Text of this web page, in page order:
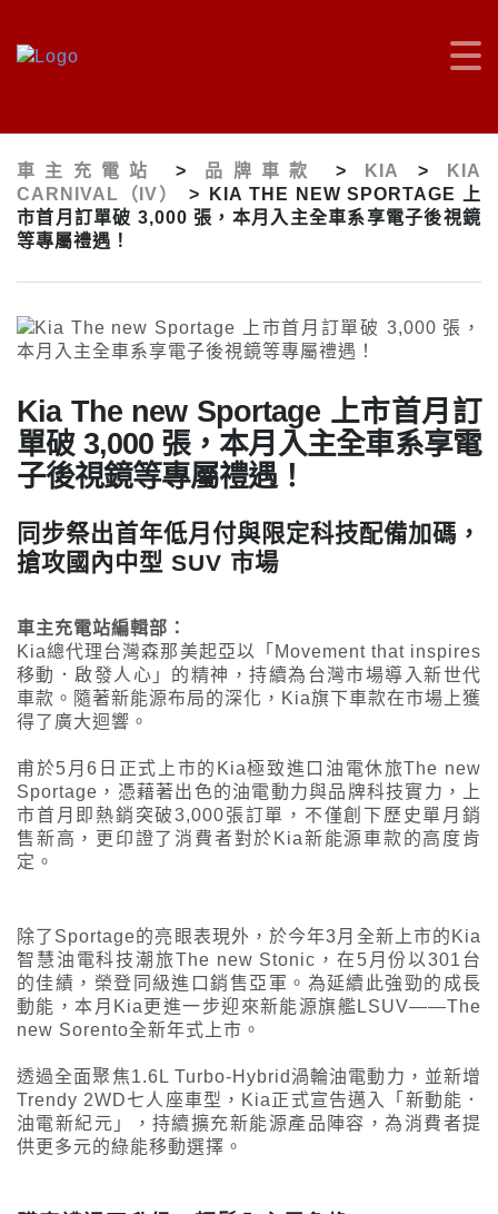
車主充電站 > 品牌車款 > KIA >
KIA
CARNIVAL（IV）
>
KIA THE NEW SPORTAGE 上
市首月訂單破 3,000 張，本月入主全車系享電子後視鏡
等專屬禮遇！
Kia The new Sportage 上市首月訂
單破 3,000 張，本月入主全車系享電
子後視鏡等專屬禮遇！
同步祭出首年低月付與限定科技配備加碼，
搶攻國內中型 SUV 市場
車主充電站編輯部：
Kia總代理台灣森那美起亞以「Movement that inspires
移動．啟發人心」的精神，持續為台灣市場導入新世代
車款。隨著新能源布局的深化，Kia旗下車款在市場上獲
得了廣大迴響。
甫於5月6日正式上市的Kia極致進口油電休旅The new
Sportage，憑藉著出色的油電動力與品牌科技實力，上
市首月即熱銷突破3,000張訂單，不僅創下歷史單月銷
售新高，更印證了消費者對於Kia新能源車款的高度肯
定。
除了Sportage的亮眼表現外，於今年3月全新上市的Kia
智慧油電科技潮旅The new Stonic，在5月份以301台
的佳績，榮登同級進口銷售亞軍。為延續此強勁的成長
動能，本月Kia更進一步迎來新能源旗艦LSUV——The
new Sorento全新年式上市。
透過全面聚焦1.6L Turbo-Hybrid渦輪油電動力，並新增
Trendy 2WD七人座車型，Kia正式宣告邁入「新動能．
油電新紀元」，持續擴充新能源產品陣容，為消費者提
供更多元的綠能移動選擇。